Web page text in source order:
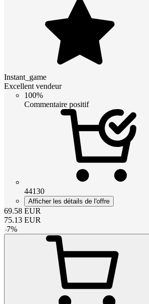
Instant_game
Excellent vendeur
100%
Commentaire positif
44130
Afficher les détails de l'offre
69.58 EUR
75.13 EUR
-7%